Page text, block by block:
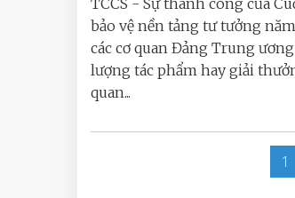
bảo vệ nền tảng tư tưởng
các cơ quan Đảng Trung
lượng tác phẩm hay giải
quan...
1